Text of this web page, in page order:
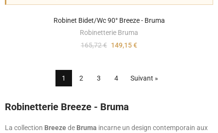
Robinet Bidet/wc 90° Breeze - Bruma
Robinetterie Bruma
165,72 € 149,15 €
1 2 3 4 Suivant »
Robinetterie Breeze - Bruma
La collection Breezede Bruma incarne un design contemporain aux